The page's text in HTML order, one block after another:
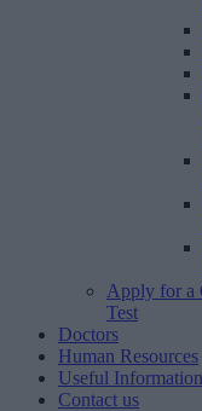
Apply for a
Test
Doctors
Human Resources
Useful Information
Contact us